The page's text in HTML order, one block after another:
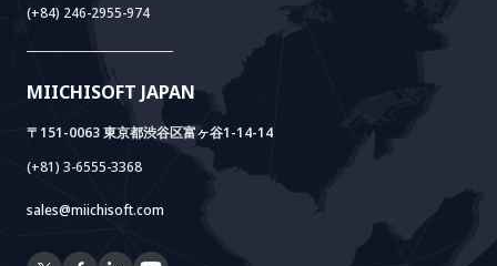
(+84) 246-2955-974
MIICHISOFT JAPAN
〒151-0063 東京都渋谷区富ヶ谷1-14-14
(+81) 3-6555-3368
sales@miichisoft.com
Cloud Lab
RAG Package
法人設立支援